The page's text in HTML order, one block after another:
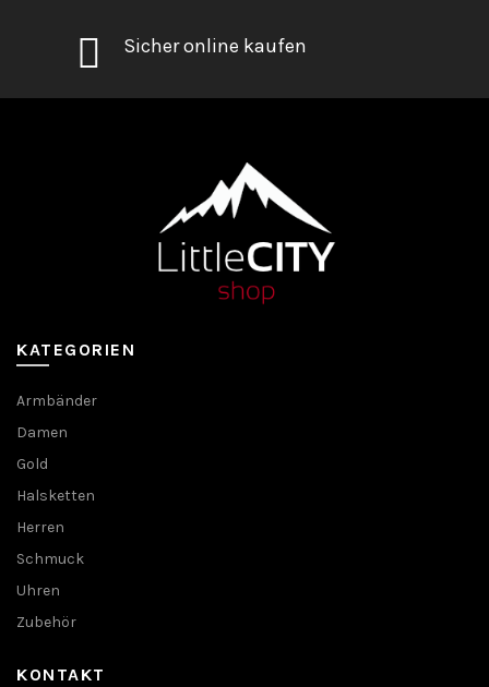
Sicher online kaufen
KATEGORIEN
Armbänder
Damen
Gold
Halsketten
Herren
Schmuck
Uhren
Zubehör
KONTAKT